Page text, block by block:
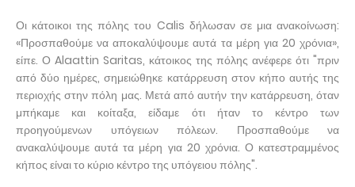
Οι κάτοικοι της πόλης του Calis δήλωσαν σε μια ανακοίνωση:
«Προσπαθούμε να αποκαλύψουμε αυτά τα μέρη για 20 χρόνια»,
είπε. Ο Alaattin Saritas, κάτοικος της πόλης ανέφερε ότι "πριν
από δύο ημέρες, σημειώθηκε κατάρρευση στον κήπο αυτής της
περιοχής στην πόλη μας. Μετά από αυτήν την κατάρρευση, όταν
μπήκαμε και κοίταξα, είδαμε ότι ήταν το κέντρο των
προηγούμενων υπόγειων πόλεων. Προσπαθούμε να
ανακαλύψουμε αυτά τα μέρη για 20 χρόνια. Ο κατεστραμμένος
κήπος είναι το κύριο κέντρο της υπόγειου πόλης".